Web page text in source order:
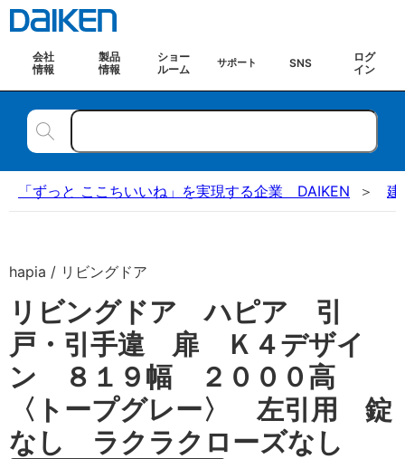
会社
情報
製品
情報
ショー
ルーム
サポート SNS
ログ
イン
「ずっと ここちいいね」を実現する企業 DAIKEN 建
hapia / リビングドア
リビングドア ハピア 引
戸・引手違 扉 Ｋ４デザイ
ン ８１９幅 ２０００高
〈トープグレー〉 左引用 錠
なし ラクラクローズなし